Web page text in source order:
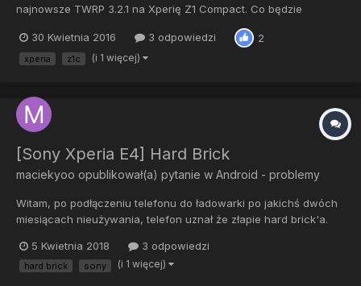
najnowsze TWRP 3.2.1 na Xperię Z1 Compact. Co będzie
windows.zip Pliczek z TWRP: recovery.zip Sam tego nie
instalowałem ale wg @DusieK jest ono po polsku....
30 Kwietnia 2016 3 odpowiedzi 2
xperia z1c (i 1 więcej)
[Sony Xperia E4] Hard Brick
maciekyoo opublikował(a) pytanie w Android - problemy
Witam, po podłączeniu telefonu do ładowarki po jakichś dwóch
miesiącach nieużywania, telefon uznał że złapie hard brick'a.
dosłownie 3/4 sekundy w menedżerze zadań pokazuje się Inne
urządzenia --> S1boot Fastboot. No i tyle, nie wiem co mam zro...
5 Kwietnia 2018 3 odpowiedzi
hard brick sony (i 1 więcej)